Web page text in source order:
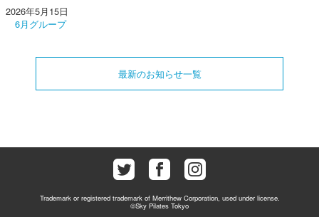
2026年5月15日
6月グループ
最新のお知らせ一覧
Trademark or registered trademark of Merrithew Corporation, used under license.
©Sky Pilates Tokyo